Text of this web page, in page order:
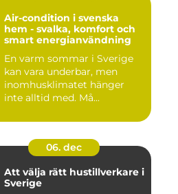
Air-condition i svenska
hem - svalka, komfort och
smart energianvändning
En varm sommar i Sverige
kan vara underbar, men
inomhusklimatet hänger
inte alltid med. Må...
06. dec
Att välja rätt hustillverkare i
Sverige